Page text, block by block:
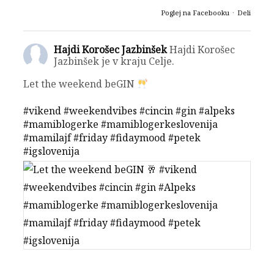
Poglej na Facebooku · Deli
Hajdi Korošec JazbinšekHajdi Korošec
Jazbinšek je v kraju Celje.
Let the weekend beGIN
#vikend#weekendvibes #cincin#gin#alpeks
#mamiblogerke #mamiblogerkeslovenija
#mamilajf#friday#fidaymood#petek
#igslovenija